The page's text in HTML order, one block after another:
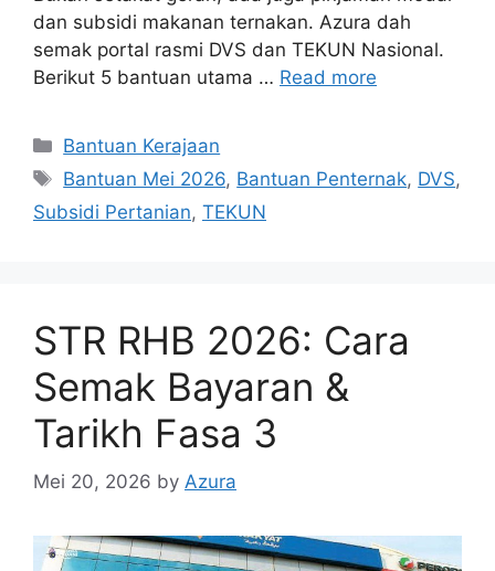
dan subsidi makanan ternakan. Azura dah
semak portal rasmi DVS dan TEKUN Nasional.
Berikut 5 bantuan utama … Read more
Categories
Bantuan Kerajaan
Tags
Bantuan Mei 2026, Bantuan Penternak, DVS,
Subsidi Pertanian, TEKUN
STR RHB 2026: Cara
Semak Bayaran &
Tarikh Fasa 3
Mei 20, 2026 by Azura